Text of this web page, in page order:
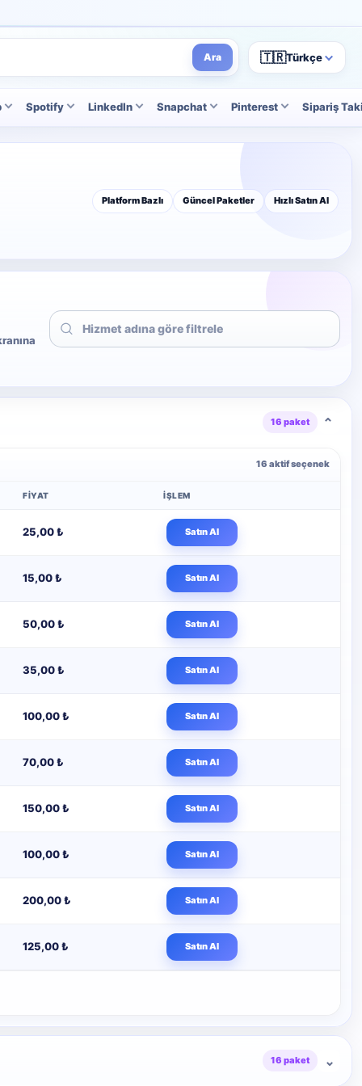
Ara 🇹🇷Türkçe
Spotify LinkedIn Snapchat Pinterest Sipariş
Platform Bazlı Güncel Paketler Hızlı Satın Al
16 paket ⌄
16 aktif seçenek
FIYAT İŞLEM
25,00 ₺ Satın Al
15,00 ₺ Satın Al
50,00 ₺ Satın Al
35,00 ₺ Satın Al
100,00 ₺ Satın Al
70,00 ₺ Satın Al
150,00 ₺ Satın Al
100,00 ₺ Satın Al
200,00 ₺ Satın Al
125,00 ₺ Satın Al
16 paket ⌄